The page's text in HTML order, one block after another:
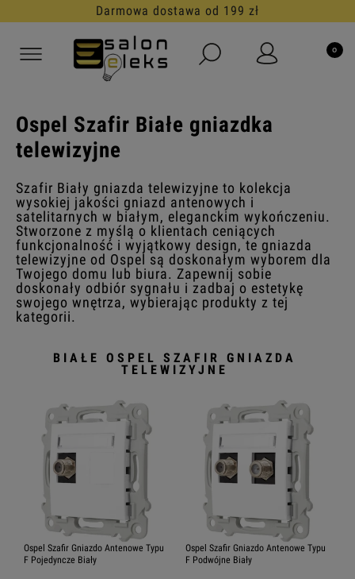
Darmowa dostawa od 199 zł
Ospel Szafir Białe gniazdka
telewizyjne
Szafir Biały gniazda telewizyjne to kolekcja
wysokiej jakości gniazd antenowych i
satelitarnych w białym, eleganckim wykończeniu.
Stworzone z myślą o klientach ceniących
funkcjonalność i wyjątkowy design, te gniazda
telewizyjne od Ospel są doskonałym wyborem dla
Twojego domu lub biura. Zapewnij sobie
doskonały odbiór sygnału i zadbaj o estetykę
swojego wnętrza, wybierając produkty z tej
kategorii.
BIAŁE OSPEL SZAFIR GNIAZDA
TELEWIZYJNE
Ospel Szafir Gniazdo Antenowe Typu
F Pojedyncze Biały
Ospel Szafir Gniazdo Antenowe Typu
F Podwójne Biały